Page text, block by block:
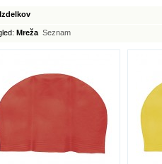
Mreža Seznam